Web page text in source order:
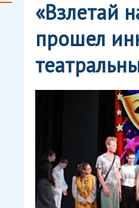
«Взлетай
прошел